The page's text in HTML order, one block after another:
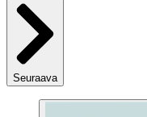
Seuraava